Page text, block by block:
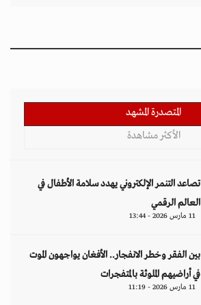
المتصدرة المشهد
الأكثر مشاهدة
تصاعد التنمر الإلكتروني يهدد سلامة الأطفال في
العالم الرقمي
11 مارس 2026 - 13:44
بين الفقر وخطر الانفجار.. الأفغان يواجهون الموت
في أراضيهم الملوثة بالمتفجرات
11 مارس 2026 - 11:19